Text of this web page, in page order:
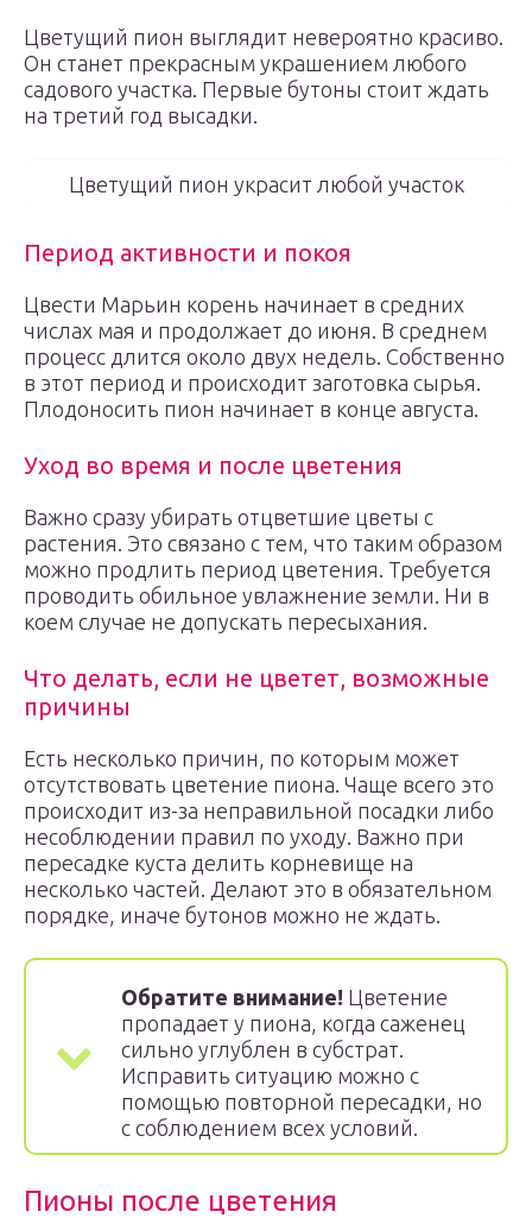
Цветущий пион выглядит невероятно красиво.
Он станет прекрасным украшением любого
садового участка. Первые бутоны стоит ждать
на третий год высадки.
Цветущий пион украсит любой участок
Период активности и покоя
Цвести Марьин корень начинает в средних
числах мая и продолжает до июня. В среднем
процесс длится около двух недель. Собственно
в этот период и происходит заготовка сырья.
Плодоносить пион начинает в конце августа.
Уход во время и после цветения
Важно сразу убирать отцветшие цветы с
растения. Это связано с тем, что таким образом
можно продлить период цветения. Требуется
проводить обильное увлажнение земли. Ни в
коем случае не допускать пересыхания.
Что делать, если не цветет, возможные
причины
Есть несколько причин, по которым может
отсутствовать цветение пиона. Чаще всего это
происходит из-за неправильной посадки либо
несоблюдении правил по уходу. Важно при
пересадке куста делить корневище на
несколько частей. Делают это в обязательном
порядке, иначе бутонов можно не ждать.
Обратите внимание! Цветение
пропадает у пиона, когда саженец
сильно углублен в субстрат.
Исправить ситуацию можно с
помощью повторной пересадки, но
с соблюдением всех условий.
Пионы после цветения